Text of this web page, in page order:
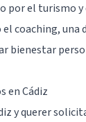
por el turismo
coaching, una
bienestar
en Cádiz
y querer